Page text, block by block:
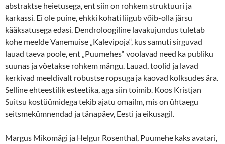
abstraktse heietusega, ent siin on rohkem struktuuri ja
karkassi. Ei ole puine, ehkki kohati liigub võib-olla järsu
kääksatusega edasi. Dendroloogiline lavakujundus tuletab
kohe meelde Vanemuise „Kalevipoja“, kus samuti sirguvad
lauad taeva poole, ent „Puumehes“ voolavad need ka publiku
suunas ja võetakse rohkem mängu. Lauad, toolid ja lavad
kerkivad meeldivalt robustse ropsuga ja kaovad kolksudes ära.
Selline ehteestilik esteetika, aga siin toimib. Koos Kristjan
Suitsu kostüümidega tekib ajatu omailm, mis on ühtaegu
seitsmekümnendad ja tänapäev, Eesti ja eikusagil.
Margus Mikomägi ja Helgur Rosen­thal, Puumehe kaks avatari,